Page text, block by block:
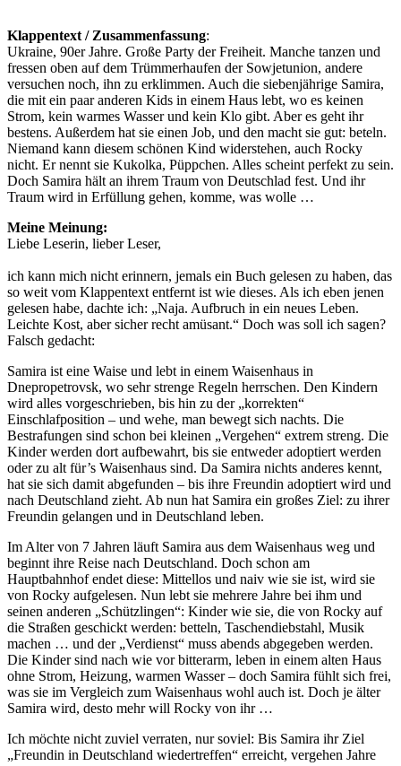
Klappentext / Zusammenfassung:
Ukraine, 90er Jahre. Große Party der Freiheit. Manche tanzen und
fressen oben auf dem Trümmerhaufen der Sowjetunion, andere
versuchen noch, ihn zu erklimmen. Auch die siebenjährige Samira,
die mit ein paar anderen Kids in einem Haus lebt, wo es keinen
Strom, kein warmes Wasser und kein Klo gibt. Aber es geht ihr
bestens. Außerdem hat sie einen Job, und den macht sie gut: beteln.
Niemand kann diesem schönen Kind widerstehen, auch Rocky
nicht. Er nennt sie Kukolka, Püppchen. Alles scheint perfekt zu sein.
Doch Samira hält an ihrem Traum von Deutschlad fest. Und ihr
Traum wird in Erfüllung gehen, komme, was wolle …
Meine Meinung:
Liebe Leserin, lieber Leser,
ich kann mich nicht erinnern, jemals ein Buch gelesen zu haben, das
so weit vom Klappentext entfernt ist wie dieses. Als ich eben jenen
gelesen habe, dachte ich: „Naja. Aufbruch in ein neues Leben.
Leichte Kost, aber sicher recht amüsant.“ Doch was soll ich sagen?
Falsch gedacht:
Samira ist eine Waise und lebt in einem Waisenhaus in
Dnepropetrovsk, wo sehr strenge Regeln herrschen. Den Kindern
wird alles vorgeschrieben, bis hin zu der „korrekten“
Einschlafposition – und wehe, man bewegt sich nachts. Die
Bestrafungen sind schon bei kleinen „Vergehen“ extrem streng. Die
Kinder werden dort aufbewahrt, bis sie entweder adoptiert werden
oder zu alt für’s Waisenhaus sind. Da Samira nichts anderes kennt,
hat sie sich damit abgefunden – bis ihre Freundin adoptiert wird und
nach Deutschland zieht. Ab nun hat Samira ein großes Ziel: zu ihrer
Freundin gelangen und in Deutschland leben.
Im Alter von 7 Jahren läuft Samira aus dem Waisenhaus weg und
beginnt ihre Reise nach Deutschland. Doch schon am
Hauptbahnhof endet diese: Mittellos und naiv wie sie ist, wird sie
von Rocky aufgelesen. Nun lebt sie mehrere Jahre bei ihm und
seinen anderen „Schützlingen“: Kinder wie sie, die von Rocky auf
die Straßen geschickt werden: betteln, Taschendiebstahl, Musik
machen … und der „Verdienst“ muss abends abgegeben werden.
Die Kinder sind nach wie vor bitterarm, leben in einem alten Haus
ohne Strom, Heizung, warmen Wasser – doch Samira fühlt sich frei,
was sie im Vergleich zum Waisenhaus wohl auch ist. Doch je älter
Samira wird, desto mehr will Rocky von ihr …
Ich möchte nicht zuviel verraten, nur soviel: Bis Samira ihr Ziel
„Freundin in Deutschland wiedertreffen“ erreicht, vergehen Jahre